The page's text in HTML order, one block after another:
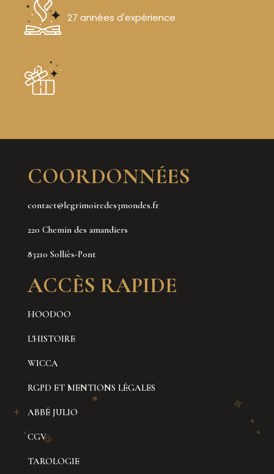
27 années d'expérience
COORDONNÉES
contact@legrimoiredes3mondes.fr
220 Chemin des amandiers
83210 Solliès-Pont
ACCÈS RAPIDE
HOODOO
L'HISTOIRE
WICCA
RGPD ET MENTIONS LÉGALES
ABBÉ JULIO
CGV
TAROLOGIE